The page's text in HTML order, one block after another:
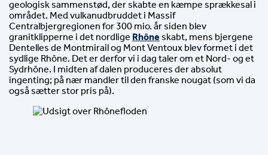
geologisk sammenstød, der skabte en kæmpe sprækkesal i
området. Med vulkanudbruddet i Massif
Centralbjergregionen for 300 mio. år siden blev
granitklipperne i det nordlige Rhône skabt, mens bjergene
Dentelles de Montmirail og Mont Ventoux blev formet i det
sydlige Rhône. Det er derfor vi i dag taler om et Nord- og et
Sydrhône. I midten af dalen produceres der absolut
ingenting; på nær mandler til den franske nougat (som vi da
også sætter stor pris på).